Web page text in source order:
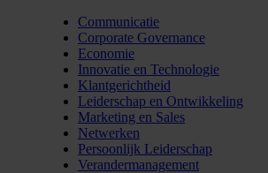
Communicatie
Corporate Governance
Economie
Innovatie en Technologie
Klantgerichtheid
Leiderschap en Ontwikkeling
Marketing en Sales
Netwerken
Persoonlijk Leiderschap
Verandermanagement